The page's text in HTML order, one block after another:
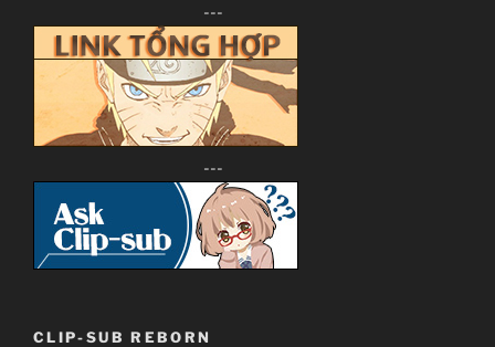
---
---
CLIP-SUB REBORN